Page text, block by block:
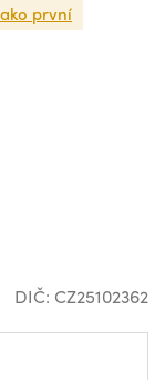
první
DIČ: CZ25102362